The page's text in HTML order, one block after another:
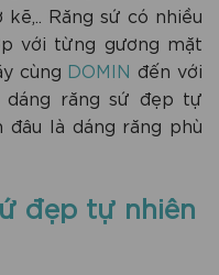
Răng sứ có nhiều
với từng gương mặt
cùng DOMIN đến với
răng sứ đẹp tự
là dáng răng phù
đẹp tự nhiên